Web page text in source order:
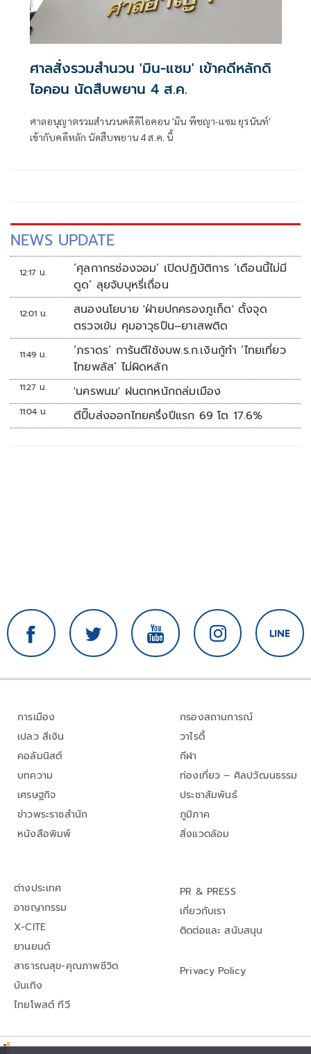
ศาลสั่งรวมสำนวน 'มิน-แซม' เข้าคดีหลักดิ
ไอคอน นัดสืบพยาน 4 ส.ค.
ศาลอนุญาตรวมสำนวนคดีดิไอคอน 'มิน พีชญา-แซม ยุรนันท์'
เข้ากับคดีหลัก นัดสืบพยาน 4 ส.ค. นี้
NEWS UPDATE
12:17 น.
‘ศุลกากรช่องจอม’ เปิดปฏิบัติการ ‘เดือนนี้ไม่มี
ดูด’ ลุยจับบุหรี่เถื่อน
12:01 น.
สนองนโยบาย 'ฝ่ายปกครองภูเก็ต' ตั้งจุด
ตรวจเข้ม คุมอาวุธปืน–ยาเสพติด
11:49 น.
‘ภราดร’ การันตีใช้งบพ.ร.ก.เงินกู้ทำ ‘ไทยเที่ยว
ไทยพลัส’ ไม่ผิดหลัก
11:27 น. 'นครพนม' ฝนตกหนักถล่มเมือง
11:04 น. ตีปี๊บส่งออกไทยครึ่งปีแรก 69 โต 17.6%
การเมือง
เปลว สีเงิน
คอลัมนิสต์
บทความ
เศรษฐกิจ
ข่าวพระราชสำนัก
หนังสือพิมพ์
กรองสถานการณ์
วาไรตี้
กีฬา
ท่องเที่ยว – ศิลปวัฒนธรรม
ประชาสัมพันธ์
ภูมิภาค
สิ่งแวดล้อม
ต่างประเทศ
อาชญากรรม
X-CITE
ยานยนต์
สาธารณสุข-คุณภาพชีวิต
บันเทิง
ไทยโพสต์ ทีวี
PR & PRESS
เกี่ยวกับเรา
ติดต่อและ สนับสนุน
Privacy Policy